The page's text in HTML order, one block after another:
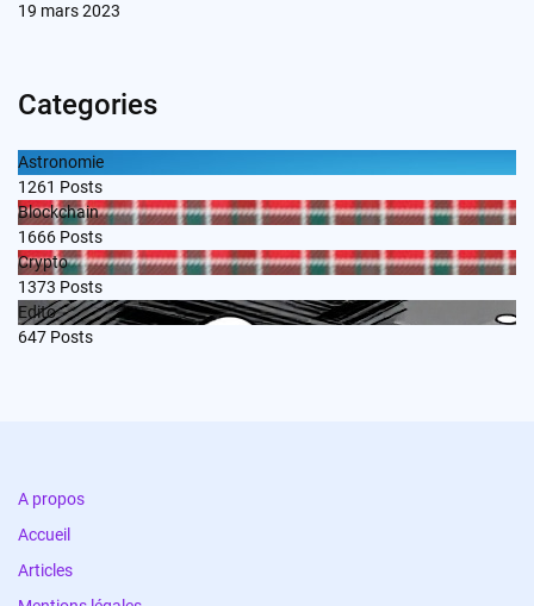
19 mars 2023
Categories
Astronomie
1261 Posts
Blockchain
1666 Posts
Crypto
1373 Posts
Edito
647 Posts
A propos
Accueil
Articles